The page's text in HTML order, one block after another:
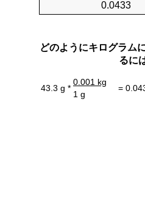
どのようにキログラム
るに
43.3 g *
0.001 kg
=
1 g